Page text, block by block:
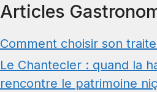
Articles
Comment choisir son
Le Chantecler : quand la
rencontre le patrimoine